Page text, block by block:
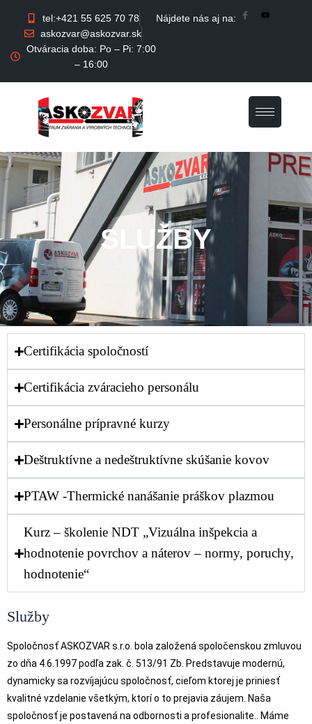
tel:+421 55 625 70 78
askozvar@askozvar.sk
Otváracia doba: Po – Pi: 7:00
– 16:00
Nájdete nás aj na:
SLUŽBY
Certifikácia spoločností
Certifikácia zváracieho personálu
Personálne prípravné kurzy
Deštruktívne a nedeštruktívne skúšanie kovov
PTAW -Thermické nanášanie práškov plazmou
Kurz – školenie NDT „Vizuálna inšpekcia a
hodnotenie povrchov a náterov – normy, poruchy,
hodnotenie“
Služby
Spoločnosť ASKOZVAR s.r.o. bola založená spoločenskou zmluvou
zo dňa 4.6.1997 podľa zak. č. 513/91 Zb. Predstavuje modernú,
dynamicky sa rozvíjajúcu spoločnosť, cieľom ktorej je priniesť
kvalitné vzdelanie všetkým, ktorí o to prejavia záujem. Naša
spoločnosť je postavená na odbornosti a profesionalite.. Máme